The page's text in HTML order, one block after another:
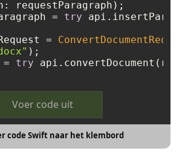
= try
=
= try
Voer code uit
code Swift naar het klembord